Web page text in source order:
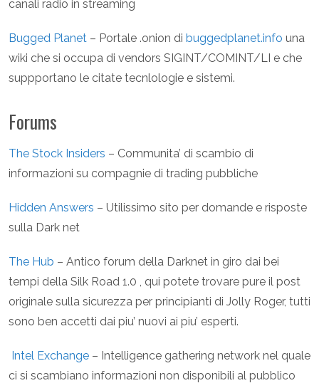
canali radio in streaming
Bugged Planet – Portale .onion di buggedplanet.info una
wiki che si occupa di vendors SIGINT/COMINT/LI e che
suppportano le citate tecnlologie e sistemi.
Forums
The Stock Insiders – Communita’ di scambio di
informazioni su compagnie di trading pubbliche
Hidden Answers – Utilissimo sito per domande e risposte
sulla Dark net
The Hub – Antico forum della Darknet in giro dai bei
tempi della Silk Road 1.0 , qui potete trovare pure il post
originale sulla sicurezza per principianti di Jolly Roger, tutti
sono ben accetti dai piu’ nuovi ai piu’ esperti.
Intel Exchange – Intelligence gathering network nel quale
ci si scambiano informazioni non disponibili al pubblico